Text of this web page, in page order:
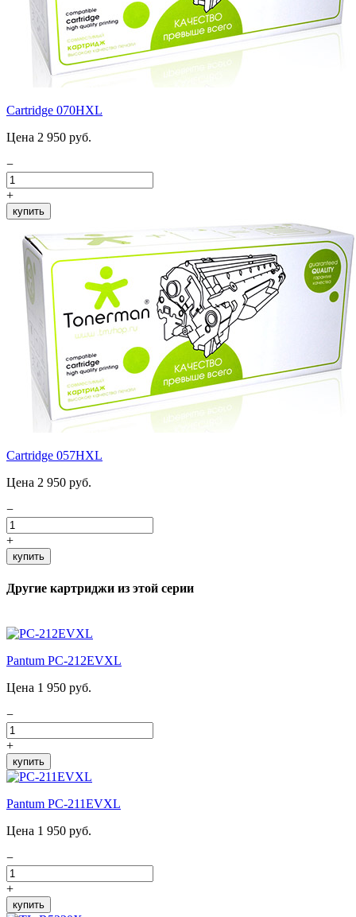
Cartridge 070HXL
Цена 2 950 руб.
−
+
купить
Cartridge 057HXL
Цена 2 950 руб.
−
+
купить
Другие картриджи из этой серии
Pantum PC-212EVXL
Цена 1 950 руб.
−
+
купить
Pantum PC-211EVXL
Цена 1 950 руб.
−
+
купить